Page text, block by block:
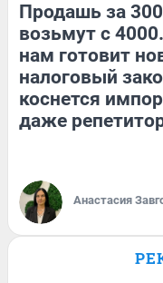
Продашь за
возьмут с
нам готовит
налоговый
коснется
даже
Анастасия